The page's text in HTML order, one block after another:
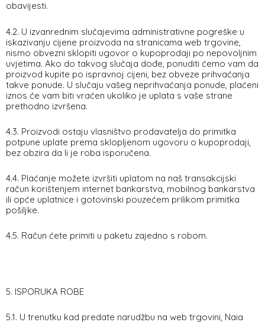
obavijesti.
4.2. U izvanrednim slučajevima administrativne pogreške u
iskazivanju cijene proizvoda na stranicama web trgovine,
nismo obvezni sklopiti ugovor o kupoprodaji po nepovoljnim
uvjetima. Ako do takvog slučaja dođe, ponuditi ćemo vam da
proizvod kupite po ispravnoj cijeni, bez obveze prihvaćanja
takve ponude. U slučaju vašeg neprihvaćanja ponude, plaćeni
iznos će vam biti vraćen ukoliko je uplata s vaše strane
prethodno izvršena.
4.3. Proizvodi ostaju vlasništvo prodavatelja do primitka
potpune uplate prema sklopljenom ugovoru o kupoprodaji,
bez obzira da li je roba isporučena.
4.4. Plaćanje možete izvršiti uplatom na naš transakcijski
račun korištenjem internet bankarstva, mobilnog bankarstva
ili opće uplatnice i gotovinski pouzećem prilikom primitka
pošiljke.
4.5. Račun ćete primiti u paketu zajedno s robom.
5. ISPORUKA ROBE
5.1. U trenutku kad predate narudžbu na web trgovini, Naia